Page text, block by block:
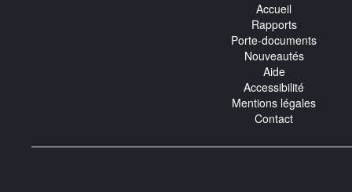
Accueil
Rapports
Porte-documents
Nouveautés
Aide
Accessibilité
Mentions légales
Contact